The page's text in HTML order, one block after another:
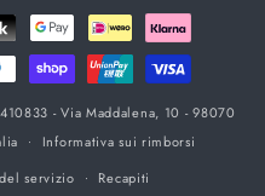
- Via Maddalena, 10 - 98070
Informativa sui rimborsi
servizio
Recapiti